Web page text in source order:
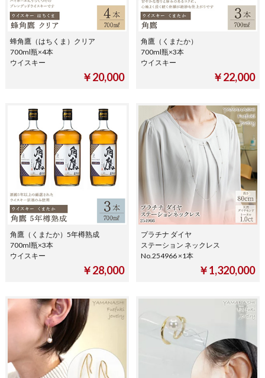
蜂角鷹（はちくま）クリア
700ml瓶×4本
ウイスキー
￥20,000
角鷹（くまたか）
700ml瓶×3本
ウイスキー
￥22,000
角鷹（くまたか）5年樽熟成
700ml瓶×3本
ウイスキー
￥28,000
プラチナ ダイヤ
ステーション ネックレス
No.254966 ×1本
￥1,320,000